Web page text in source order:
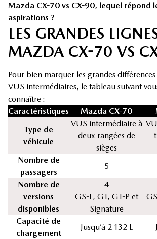
Mazda CX-70 vs CX-90, lequel répond
aspirations ?
LES GRANDES
MAZDA CX-70 VS
Pour bien marquer les grandes
VUS intermédiaires, le tableau suivant
connaître :
Caractéristiques
Mazda CX-70
Type de
véhicule
VUS intermédiaire à
deux rangées de
sièges
Nombre de
passagers
5
Nombre de
versions
disponibles
4
GS-L, GT, GT-P et
Signature
Capacité de
chargement
Jusqu’à 2 132 L